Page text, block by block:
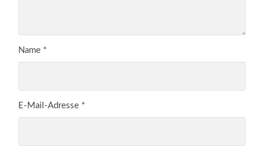
Name *
E-Mail-Adresse *